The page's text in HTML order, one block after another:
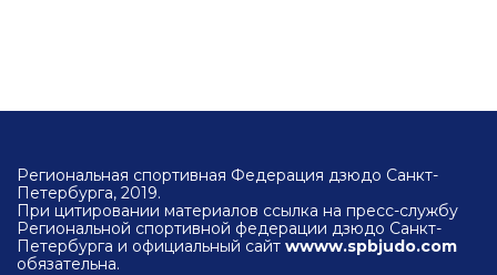
Региональная спортивная Федерация дзюдо Санкт-
Петербурга, 2019.
При цитировании материалов ссылка на пресс-службу
Региональной спортивной федерации дзюдо Санкт-
Петербурга и официальный сайт wwww.spbjudo.com
обязательна.